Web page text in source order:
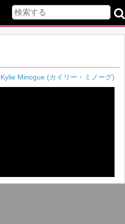
Kylie Minogue (カイリー・ミノーグ)